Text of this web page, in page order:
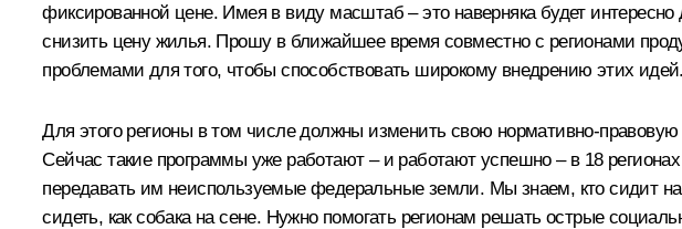
фиксированной цене. Имея в виду масштаб – это наверняка будет
снизить цену жилья. Прошу в ближайшее время совместно с регионами
проблемами для того, чтобы способствовать широкому внедрению этих идей.
Для этого регионы в том числе должны изменить свою нормативно-
Сейчас такие программы уже работают – и работают успешно – в 18
передавать им неиспользуемые федеральные земли. Мы знаем, кто сидит
сидеть, как собака на сене. Нужно помогать регионам решать острые